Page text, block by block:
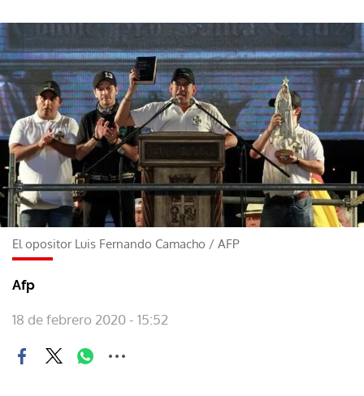
El opositor Luis Fernando Camacho / AFP
Afp
18 de febrero 2020 - 15:52